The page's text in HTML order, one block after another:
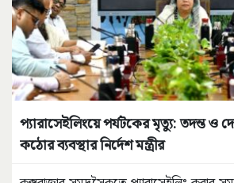
প্যারাসেইলিংয়ে পর্যটকের মৃত্যু: তদন্ত ও
কঠোর ব্যবস্থার নির্দেশ মন্ত্রীর